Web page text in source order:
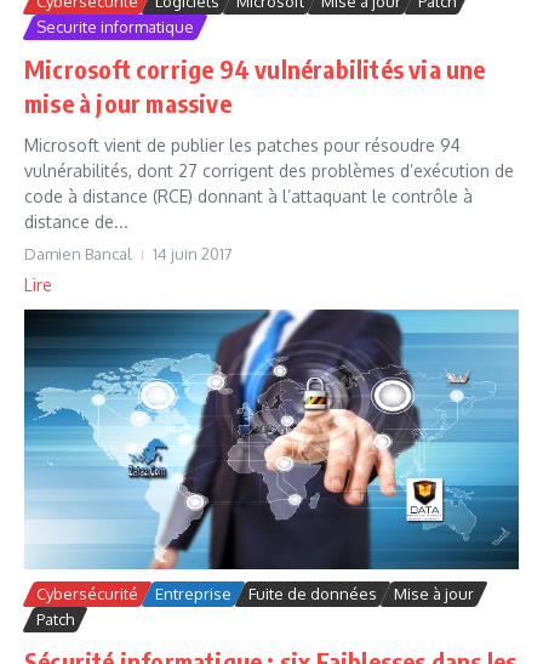
Securite informatique
Microsoft corrige 94 vulnérabilités via une
mise à jour massive
Microsoft vient de publier les patches pour résoudre 94
vulnérabilités, dont 27 corrigent des problèmes d’exécution de
code à distance (RCE) donnant à l’attaquant le contrôle à
distance de...
Damien Bancal 14 juin 2017
Lire
Cybersécurité Entreprise Fuite de données
Mise à jour
Patch